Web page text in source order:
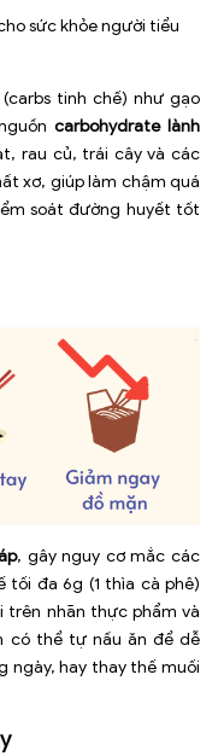
tinh chế) như gạo
carbohydrate lành
rau củ, trái cây và các
xơ, giúp làm chậm quá
soát đường huyết tốt
, gây nguy cơ mắc các
tối đa 6g (1 thìa cà phê)
trên nhãn thực phẩm và
có thể tự nấu ăn để dễ
ngày, hay thay thế muối